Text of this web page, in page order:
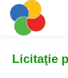
Licitaţie